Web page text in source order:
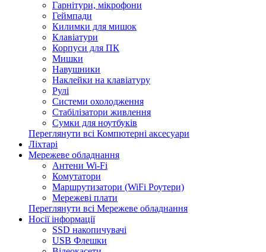
Гарнітури, мікрофони
Геймпади
Килимки для мишок
Клавіатури
Корпуси для ПК
Мишки
Навушники
Наклейки на клавіатуру
Рулі
Системи охолодження
Стабілізатори живлення
Сумки для ноутбуків
Переглянути всі Компютерні аксесуари
Ліхтарі
Мережеве обладнання
Антени Wi-Fi
Комутатори
Маршрутизатори (WiFi Роутери)
Мережеві плати
Переглянути всі Мережеве обладнання
Носії інформації
SSD накопичувачі
USB Флешки